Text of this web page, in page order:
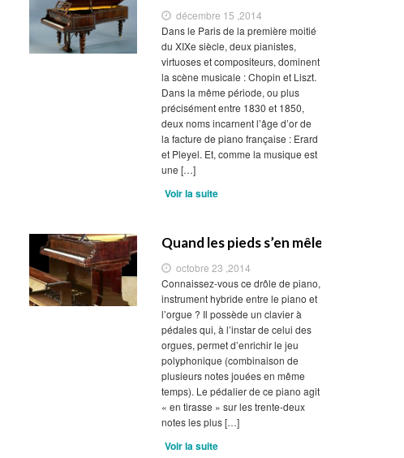
décembre 15 ,2014
Dans le Paris de la première moitié
du XIXe siècle, deux pianistes,
virtuoses et compositeurs, dominent
la scène musicale : Chopin et Liszt.
Dans la même période, ou plus
précisément entre 1830 et 1850,
deux noms incarnent l’âge d’or de
la facture de piano française : Erard
et Pleyel. Et, comme la musique est
une […]
Voir la suite
Quand les pieds s’en mêlent
octobre 23 ,2014
Connaissez-vous ce drôle de piano,
instrument hybride entre le piano et
l’orgue ? Il possède un clavier à
pédales qui, à l’instar de celui des
orgues, permet d’enrichir le jeu
polyphonique (combinaison de
plusieurs notes jouées en même
temps). Le pédalier de ce piano agit
« en tirasse » sur les trente-deux
notes les plus […]
Voir la suite